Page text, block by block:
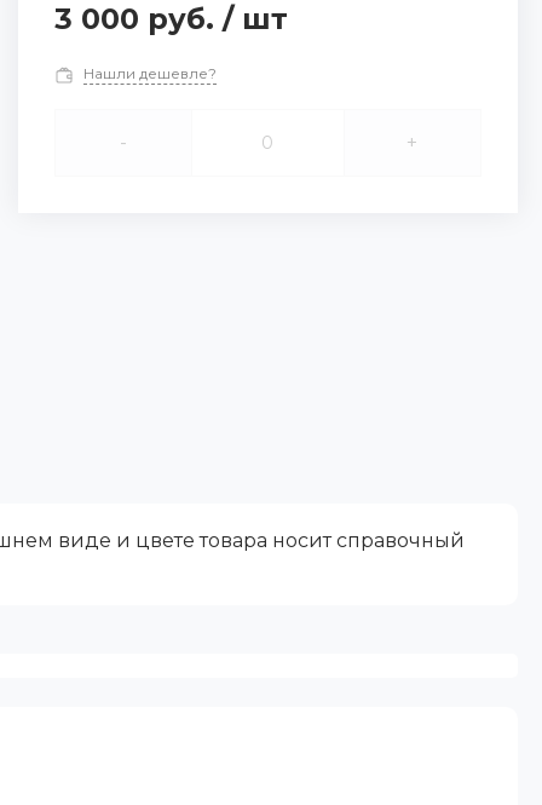
3 000 руб. / шт
Нашли дешевле?
- +
виде и цвете товара носит справочный